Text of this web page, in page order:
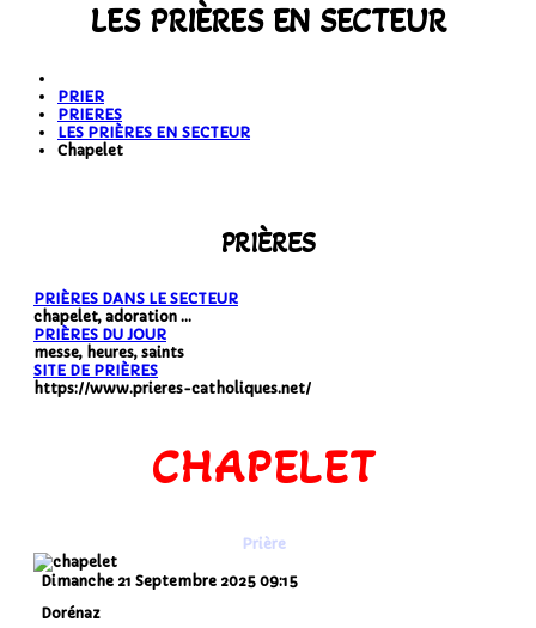
LES PRIÈRES EN SECTEUR
PRIER
PRIERES
LES PRIÈRES EN SECTEUR
Chapelet
PRIÈRES
PRIÈRES DANS LE SECTEUR
chapelet, adoration ...
PRIÈRES DU JOUR
messe, heures, saints
SITE DE PRIÈRES
https://www.prieres-catholiques.net/
CHAPELET
Prière
Dimanche 21 Septembre 2025 09:15
Dorénaz